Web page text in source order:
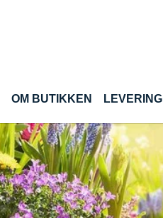
(CURRENT)
OM BUTIKKEN LEVERING